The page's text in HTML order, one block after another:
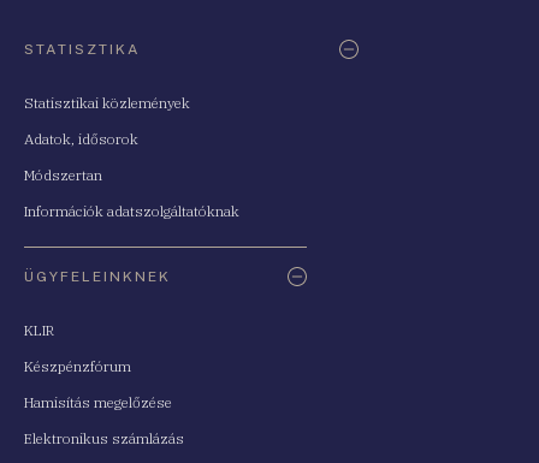
STATISZTIKA
Statisztikai közlemények
Adatok, idősorok
Módszertan
Információk adatszolgáltatóknak
ÜGYFELEINKNEK
KLIR
Készpénzfórum
Hamisítás megelőzése
Elektronikus számlázás